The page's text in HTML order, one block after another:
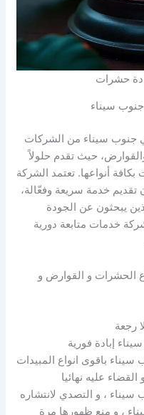
حشرات
جنوب سيناء من الشركات
حيث تقدم حلولاً
أنواعها. تعتمد الشركة
خدمة سريعة وفعّالة،
يبحثون عن الجودة
خدمات متابعة دورية
الحشرات و القوارض و
رجعة
إبادة فورية
سيناء باقوى انواع المبيدات
عليه نهائيا
سيناء ، و التصدي لانتشاره
، و منع ظهورها مرة